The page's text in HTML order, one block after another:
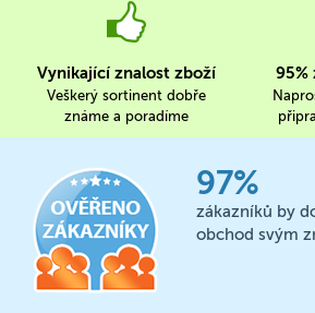
Vynikající znalost zboží
Veškerý sortinent dobře
známe a poradíme
95%
97%
zákazníků by
obchod svým